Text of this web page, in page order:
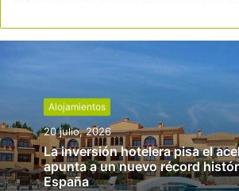
Alojamientos
20 julio, 2026
La inversión hotelera pisa el
apunta a un nuevo récord
España